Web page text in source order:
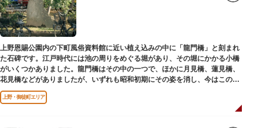
上野恩賜公園内の下町風俗資料館に近い植え込みの中に「龍門橋」と刻まれ
た石碑です。江戸時代には池の周りをめぐる堀があり、その堀にかかる小橋
がいくつかありました。龍門橋はその中の一つで、ほかに月見橋、蓮見橋、
花見橋などがありましたが、いずれも昭和初期にその姿を消し、今はこの石
碑にその名残がわずかに残るだけです。
上野・御徒町エリア